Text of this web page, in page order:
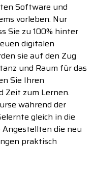
Software und
vorleben. Nur
Sie zu 100% hinter
digitalen
sie auf den Zug
und Raum für das
Sie Ihren
Zeit zum Lernen.
während der
gleich in die
Angestellten die neu
praktisch